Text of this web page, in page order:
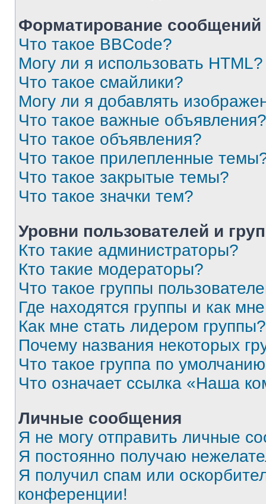
Форматирование
Что такое BBCode?
Могу ли я использовать HTML?
Что такое смайлики?
Могу ли я добавлять
Что такое важные объявления?
Что такое объявления?
Что такое прилепленные
Что такое закрытые темы?
Что такое значки тем?
Уровни пользователей и
Кто такие администраторы?
Кто такие модераторы?
Что такое группы
Где находятся группы и как
Как мне стать лидером группы?
Почему названия некоторых
Что такое группа по
Что означает ссылка «Наша
Личные сообщения
Я не могу отправить личные
Я постоянно получаю
Я получил спам или
конференции!